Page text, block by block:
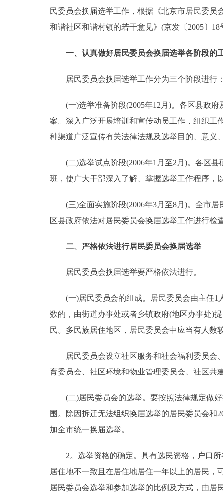
参与调查
走进北京
北京概况
绿色北京
ESPAÑOL
ITALIANO
民委员会换届选举工作，根据《北京市居民委员
和谐社区和谐村镇的若干意见》(京发〔2005〕
一、认真做好居民委员会换届选举各阶段的
居民委员会换届选举工作分为三个阶段进行
(一)选举准备阶段(2005年12月)。各区县政府
案。深入广泛开展培训和宣传动员工作，组织工
种渠道广泛宣传有关法律法规及选举目的、意义
(二)选举试点阶段(2006年1月至2月)。各区县
班，使广大干部深入了解、掌握选举工作程序，
(三)全面实施阶段(2006年3月至8月)。全市居
区县政府依法对居民委员会换届选举工作进行检
二、严格依法进行居民委员会换届选举
居民委员会换届选举要严格依法进行。
(一)居民委员会的组成。居民委员会由主任1
数的，由街道办事处或者乡镇政府(地区办事处)
民。多民族居住地区，居民委员会中应当有人数
居民委员会设立社区服务和社会福利委员会、
育委员会、社区环境和物业管理委员会、社区共
(二)居民委员会的选举。要按照法律规定做好
围。除因拆迁无法组织换届选举的居民委员会和
加全市统一换届选举。
2。选举资格的确定。具有选民资格，户口所
居住地不一致且在居住地居住一年以上的居民
居民委员会选举和参加选举的比例及方式，由居